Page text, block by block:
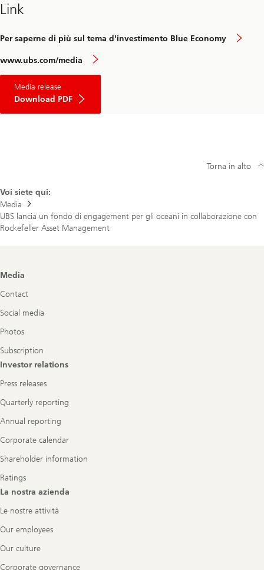
Link
Per saperne di più sul tema d'investimento Blue Economy
www.ubs.com/media
Media release
Download PDF
Voi siete qui:
Media
UBS lancia un fondo di engagement per gli oceani in collaborazione con
Rockefeller Asset Management
Torna in alto
Footer
Media
Contact
Social media
Photos
Subscription
Investor relations
Press releases
Quarterly reporting
Annual reporting
Corporate calendar
Shareholder information
Ratings
La nostra azienda
Le nostre attività
Our employees
Our culture
Corporate governance